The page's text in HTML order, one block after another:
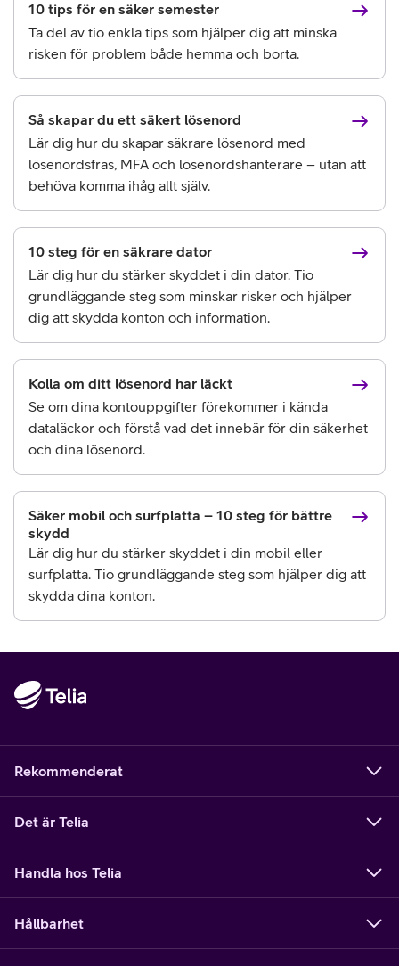
10 tips för en säker semester
Ta del av tio enkla tips som hjälper dig att minska
risken för problem både hemma och borta.
Så skapar du ett säkert lösenord
Lär dig hur du skapar säkrare lösenord med
lösenordsfras, MFA och lösenordshanterare – utan att
behöva komma ihåg allt själv.
10 steg för en säkrare dator
Lär dig hur du stärker skyddet i din dator. Tio
grundläggande steg som minskar risker och hjälper
dig att skydda konton och information.
Kolla om ditt lösenord har läckt
Se om dina kontouppgifter förekommer i kända
dataläckor och förstå vad det innebär för din säkerhet
och dina lösenord.
Säker mobil och surfplatta – 10 steg för bättre
skydd
Lär dig hur du stärker skyddet i din mobil eller
surfplatta. Tio grundläggande steg som hjälper dig att
skydda dina konton.
Rekommenderat
Det är Telia
Handla hos Telia
Hållbarhet